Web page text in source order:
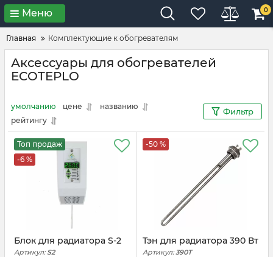
Меню 0
Главная Комплектующие к обогревателям
Аксессуары для обогревателей
ECOTEPLO
умолчанию цене
названию
рейтингу
Фильтр
Топ продаж
-6 %
Блок для радиатора S-2
Артикул: S2
-50 %
Тэн для радиатора 390 Вт
Артикул: 390T